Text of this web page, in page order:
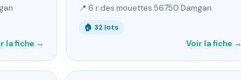
la fiche →
📍 6 r des mouettes 56750 Damgan
🏠 32 lots
Voir la fiche →